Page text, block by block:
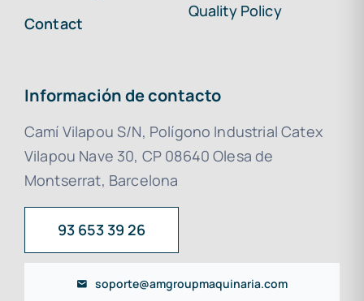
Contact
Quality Policy
Información de contacto
Camí Vilapou S/N, Polígono Industrial Catex
Vilapou Nave 30, CP 08640 Olesa de
Montserrat, Barcelona
93 653 39 26
soporte@amgroupmaquinaria.com